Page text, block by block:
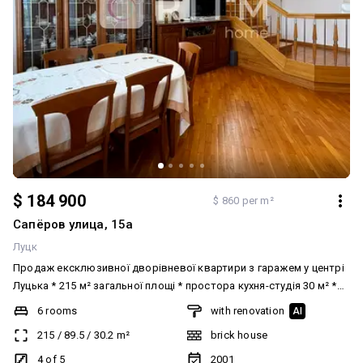
$ 184 900 $ 860 per m²
Сапёров улица, 15а
Луцк
Продаж ексклюзивної дворівневої квартири з гаражем у центрі
Луцька * 215 м² загальної площі * простора кухня-студія 30 м² *
5+ кімнат із функціональним плануванням * чавунний камін на
дровах, оздоблений мармуром * індивідуальне газове опалення,
новий котел Protherm * тепла підлога, два кондиціонери *дубовий
паркет та кришталеві люстри Bohemia * кухонні меблі ручної
6 rooms
215 /89.5/ 30.2 m²
4 of 5
with renovation AI
brick house
2001